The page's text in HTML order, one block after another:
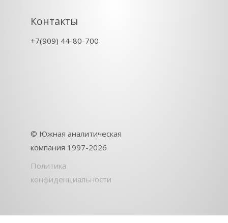
Контакты
+7(909) 44-80-700
© Южная аналитическая
компания 1997-2026
Политика
конфиденциальности